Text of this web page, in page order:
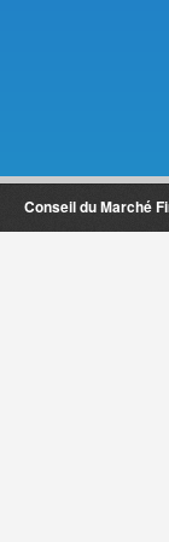
Conseil du Marché